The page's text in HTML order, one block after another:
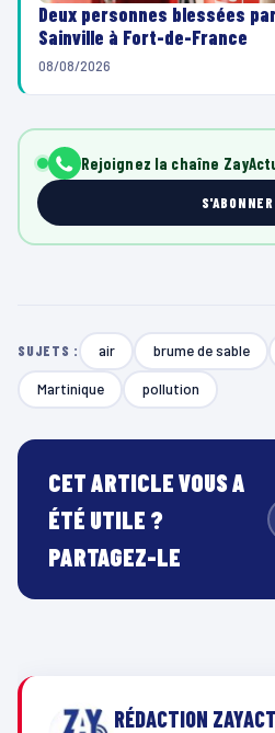
Deux personnes blessées
Sainville à Fort-de-France
08/08/2026
Rejoignez la chaîne
S'ABONNER
SUJETS : air brume de sable
Martinique pollution
CET ARTICLE VOUS A
ÉTÉ UTILE ?
PARTAGEZ-LE
RÉDACTION